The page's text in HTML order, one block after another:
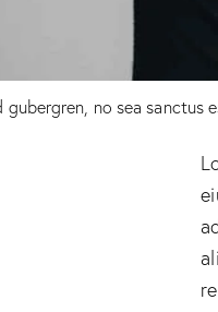
no sea sanctus